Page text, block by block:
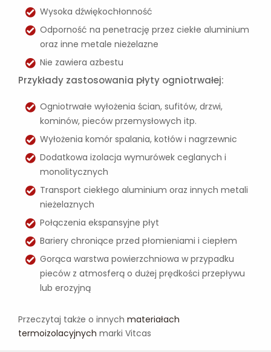
Wysoka dźwiękochłonność
Odporność na penetrację przez ciekłe aluminium
oraz inne metale nieżelazne
Nie zawiera azbestu
Przykłady zastosowania płyty ogniotrwałej:
Ogniotrwałe wyłożenia ścian, sufitów, drzwi,
kominów, pieców przemysłowych itp.
Wyłożenia komór spalania, kotłów i nagrzewnic
Dodatkowa izolacja wymurówek ceglanych i
monolitycznych
Transport ciekłego aluminium oraz innych metali
nieżelaznych
Połączenia ekspansyjne płyt
Bariery chroniące przed płomieniami i ciepłem
Gorąca warstwa powierzchniowa w przypadku
pieców z atmosferą o dużej prędkości przepływu
lub erozyjną
Przeczytaj także o innych materiałach
termoizolacyjnych marki Vitcas